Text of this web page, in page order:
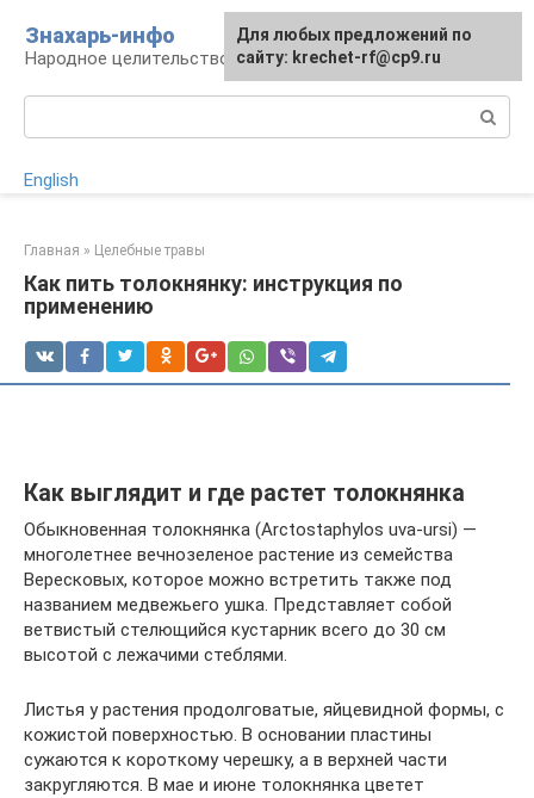
контенту
Знахарь-инфо
Народное целительство: рецепты и методы
English
Главная » Целебные травы
Как пить толокнянку: инструкция по
применению
Как выглядит и где растет толокнянка
Обыкновенная толокнянка (Arctostaphylos uva-ursi) —
многолетнее вечнозеленое растение из семейства
Вересковых, которое можно встретить также под
названием медвежьего ушка. Представляет собой
ветвистый стелющийся кустарник всего до 30 см
высотой с лежачими стеблями.
Листья у растения продолговатые, яйцевидной формы, с
кожистой поверхностью. В основании пластины
сужаются к короткому черешку, а в верхней части
закругляются. В мае и июне толокнянка цветет
Для любых предложений по
сайту: krechet-rf@cp9.ru